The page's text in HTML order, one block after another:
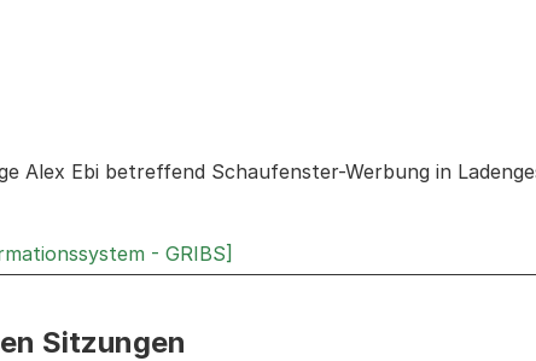
Alex Ebi betreffend Schaufenster-Werbung in
- GRIBS]
Sitzungen